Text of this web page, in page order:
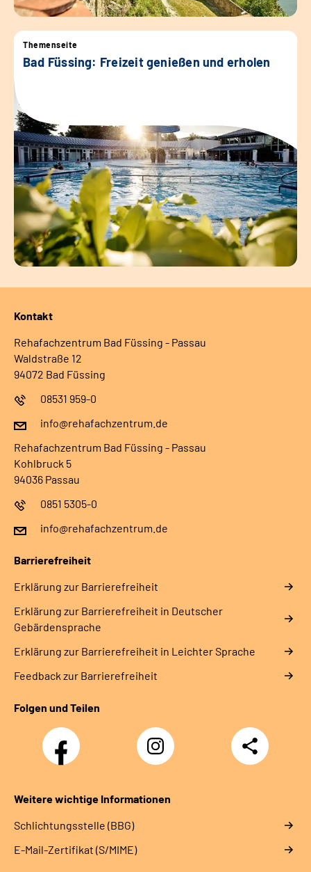
Themenseite
Bad Füssing: Freizeit genießen und erholen
Kontakt
Rehafachzentrum Bad Füssing - Passau
Waldstraße 12
94072 Bad Füssing
08531 959-0
info@rehafachzentrum.de
Rehafachzentrum Bad Füssing - Passau
Kohlbruck 5
94036 Passau
0851 5305-0
info@rehafachzentrum.de
Barrierefreiheit
Erklärung zur Barrierefreiheit
Erklärung zur Barrierefreiheit in Deutscher
Gebärdensprache
Erklärung zur Barrierefreiheit in Leichter Sprache
Feedback zur Barrierefreiheit
Folgen und Teilen
Facebook Instagram
Teilen
Weitere wichtige Informationen
Schlichtungsstelle (BBG)
E-Mail-Zertifikat (S/MIME)